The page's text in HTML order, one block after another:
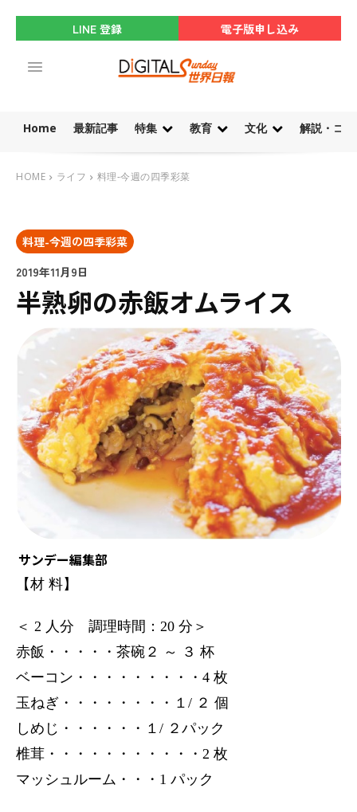
LINE 登録 電子版申し込み
Home 最新記事 特集 教育 文化 解説・コ
HOME ライフ 料理-今週の四季彩菜
料理-今週の四季彩菜
2019年11月9日
半熟卵の赤飯オムライス
サンデー編集部
【材 料】
＜ 2 人分 調理時間：20 分＞
赤飯・・・・・茶碗２ ～ ３ 杯
ベーコン・・・・・・・・・4 枚
玉ねぎ・・・・・・・・１/ ２ 個
しめじ・・・・・・１/ ２パック
椎茸・・・・・・・・・・・2 枚
マッシュルーム・・・1 パック